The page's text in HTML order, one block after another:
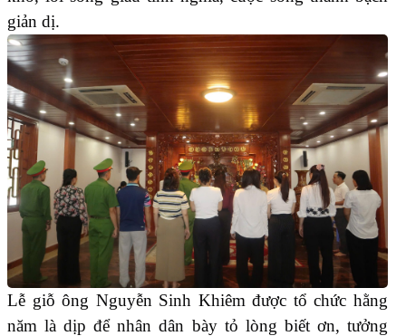
giản dị.
Lễ giỗ ông Nguyễn Sinh Khiêm được tổ chức hằng
năm là dịp để nhân dân bày tỏ lòng biết ơn, tưởng